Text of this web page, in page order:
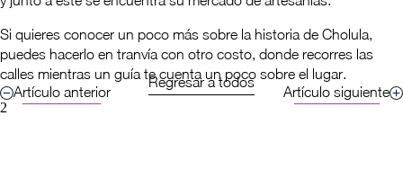
Si quieres conocer un poco más sobre la historia de Cholula,
puedes hacerlo en tranvía con otro costo, donde recorres las
calles mientras un guía te cuenta un poco sobre el lugar.
Artículo anterior
Regresar a todos
Artículo siguiente
2